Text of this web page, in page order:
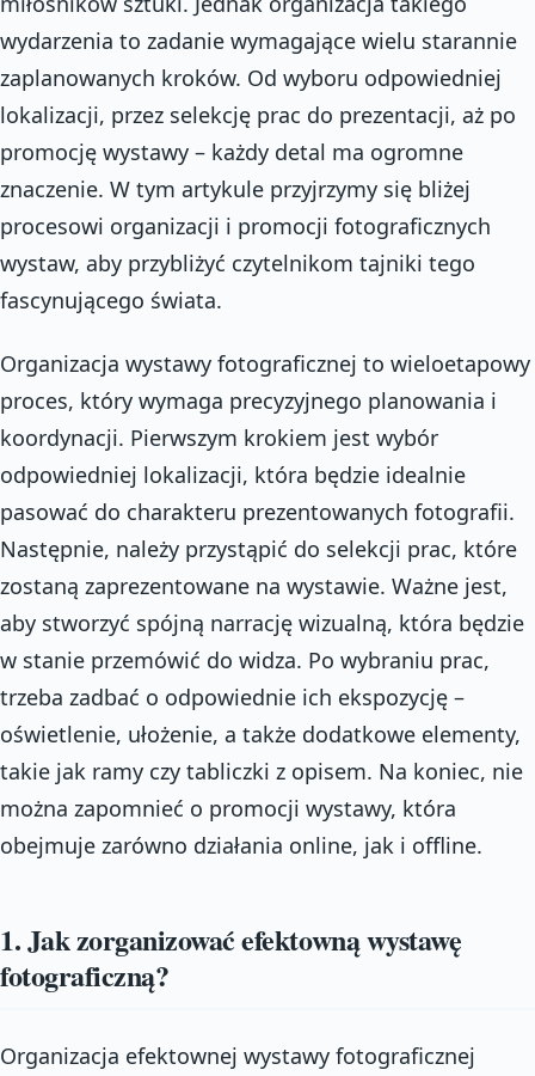
wydarzenia to zadanie wymagające wielu starannie
zaplanowanych kroków. Od wyboru odpowiedniej
lokalizacji, przez selekcję prac do prezentacji, aż po
promocję wystawy – każdy detal ma ogromne
znaczenie. W tym artykule przyjrzymy się bliżej
procesowi organizacji i promocji fotograficznych
wystaw, aby przybliżyć czytelnikom tajniki tego
fascynującego świata.
Organizacja wystawy fotograficznej to wieloetapowy
proces, który wymaga precyzyjnego planowania i
koordynacji. Pierwszym krokiem jest wybór
odpowiedniej lokalizacji, która będzie idealnie
pasować do charakteru prezentowanych fotografii.
Następnie, należy przystąpić do selekcji prac, które
zostaną zaprezentowane na wystawie. Ważne jest,
aby stworzyć spójną narrację wizualną, która będzie
w stanie przemówić do widza. Po wybraniu prac,
trzeba zadbać o odpowiednie ich ekspozycję –
oświetlenie, ułożenie, a także dodatkowe elementy,
takie jak ramy czy tabliczki z opisem. Na koniec, nie
można zapomnieć o promocji wystawy, która
obejmuje zarówno działania online, jak i offline.
1. Jak zorganizować efektowną wystawę
fotograficzną?
Organizacja efektownej wystawy fotograficznej